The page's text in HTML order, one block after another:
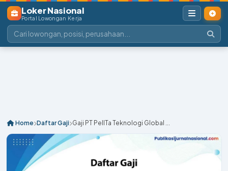
Loker Nasional
Portal Lowongan Kerja
Home Daftar Gaji Gaji PT PelITa Teknologi Global ...